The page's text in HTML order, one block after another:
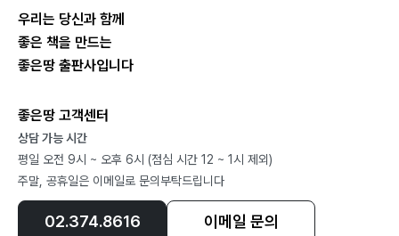
우리는 당신과 함께
좋은 책을 만드는
좋은땅 출판사입니다
좋은땅 고객센터
상담 가능 시간
평일 오전 9시 ~ 오후 6시 (점심 시간 12 ~ 1시 제외)
주말, 공휴일은 이메일로 문의부탁드립니다
02.374.8616 이메일 문의